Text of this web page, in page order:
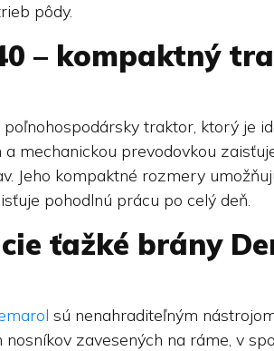
pôdy.
– kompaktný
traktor, ktorý je
mechanickou prevodovkou
Jeho kompaktné rozmery
pohodlnú prácu po celý deň.
ťažké brány
sú nenahraditeľným
zavesených na ráme, v